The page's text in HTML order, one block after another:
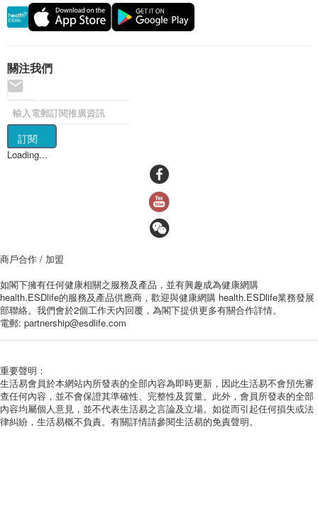
關注我們
訂閱
Loading...
商戶合作 / 加盟
如閣下擁有任何健康相關之服務及產品，並有興趣成為健康網購
health.ESDlife的服務及產品供應商，歡迎與健康網購 health.ESDlife業務發展
部聯絡。我們會於2個工作天內回覆，為閣下提供更多有關合作詳情。
電郵: partnership@esdlife.com
重要聲明：
生活易會員於本網站內所發表的全部內容為即時更新，因此生活易不會預先審
查任何內容，並不會保證其準確性、完整性及質量。此外，會員所發表的全部
內容均屬個人意見，並不代表生活易之言論及立場。如從而引起任何損失或法
律糾紛，生活易概不負責。有關詳情請參閱生活易的免責聲明。